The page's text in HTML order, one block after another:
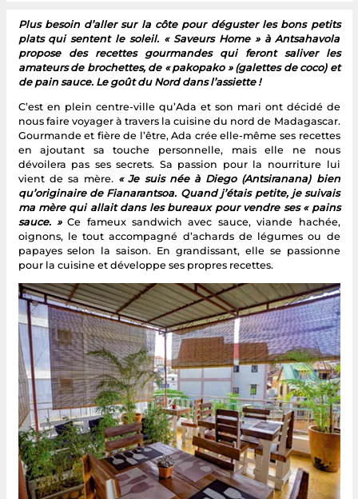
Plus besoin d’aller sur la côte pour déguster les bons petits
plats qui sentent le soleil. « Saveurs Home » à Antsahavola
propose des recettes gourmandes qui feront saliver les
amateurs de brochettes, de « pakopako » (galettes de coco) et
de pain sauce. Le goût du Nord dans l’assiette !
C’est en plein centre-ville qu’Ada et son mari ont décidé de
nous faire voyager à travers la cuisine du nord de Madagascar.
Gourmande et fière de l’être, Ada crée elle-même ses recettes
en ajoutant sa touche personnelle, mais elle ne nous
dévoilera pas ses secrets. Sa passion pour la nourriture lui
vient de sa mère. « Je suis née à Diego (Antsiranana) bien
qu’originaire de Fianarantsoa. Quand j’étais petite, je suivais
ma mère qui allait dans les bureaux pour vendre ses « pains
sauce. »Ce fameux sandwich avec sauce, viande hachée,
oignons, le tout accompagné d’achards de légumes ou de
papayes selon la saison. En grandissant, elle se passionne
pour la cuisine et développe ses propres recettes.